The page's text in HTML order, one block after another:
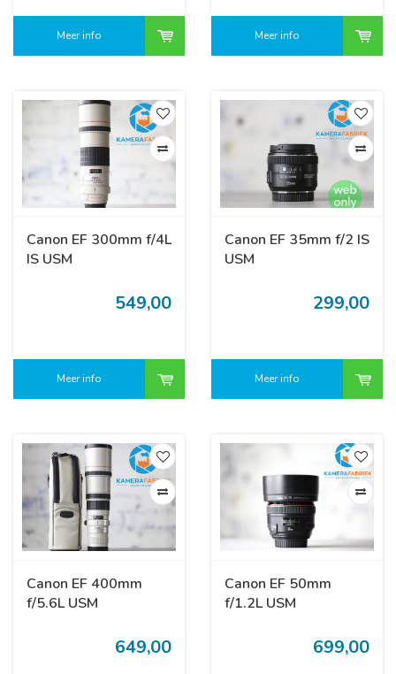
Meer info Meer info
Canon EF 300mm f/4L
IS USM
549,00
Meer info
Canon EF 35mm f/2 IS
USM
299,00
Meer info
Canon EF 400mm
f/5.6L USM
649,00
Canon EF 50mm
f/1.2L USM
699,00